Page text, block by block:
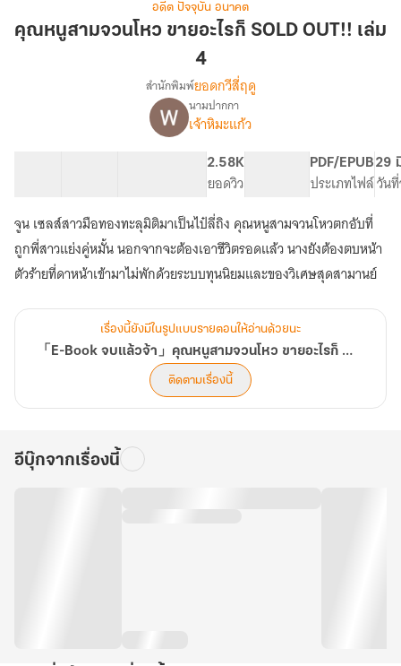
สาม
SOLD
เล่ม
4
อดีต ปัจจุบัน อนาคต
คุณหนูสามจวนโหว ขายอะไรก็ SOLD OUT!! เล่ม
4
เรื่อง「E-
Book
จบ
แล้ว
จ้า」
คุณ
หนู
สาม
จวน
โหว
อะไร
ก็
SOLD
OUT!!
สำนักพิมพ์ยอดกวีสี่ฤดู
นามปากกา
เจ้าหิมะแก้ว
2.58K
ยอดวิว
PDF/EPUB
ประเภทไฟล์
29
วัน
จูน เซลส์สาวมือทองทะลุมิติมาเป็นไป๋ลี่ถิง คุณหนูสามจวนโหวตกอับที่
ถูกพี่สาวแย่งคู่หมั้น นอกจากจะต้องเอาชีวิตรอดแล้ว นางยังต้องตบหน้า
ตัวร้ายที่ดาหน้าเข้ามาไม่พักด้วยระบบทุนนิยมและของวิเศษสุดสามานย์
เรื่องนี้ยังมีในรูปแบบรายตอนให้อ่านด้วยนะ
「E-Book จบแล้วจ้า」คุณหนูสามจวนโหว ขายอะไรก็ SOLD OUT!!
ติดตามเรื่องนี้
อีบุ๊กจากเรื่องนี้